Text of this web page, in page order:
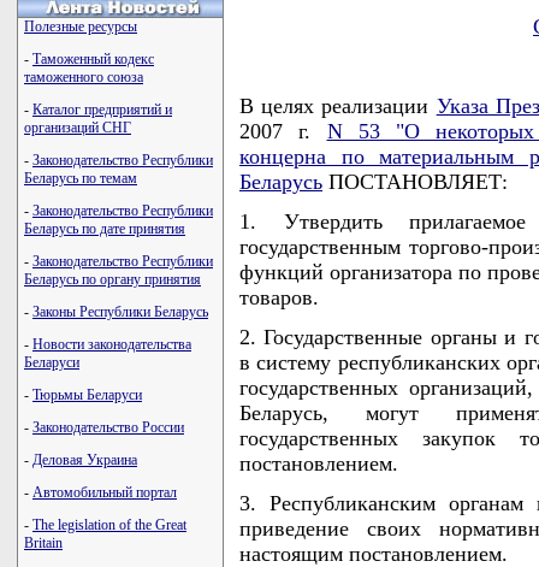
Полезные ресурсы
- Таможенный кодекс
таможенного союза
- Каталог предприятий и
организаций СНГ
- Законодательство Республики
Беларусь по темам
- Законодательство Республики
Беларусь по дате принятия
- Законодательство Республики
Беларусь по органу принятия
- Законы Республики Беларусь
- Новости законодательства
Беларуси
- Тюрьмы Беларуси
- Законодательство России
- Деловая Украина
- Автомобильный портал
- The legislation of the Great
Britain
В целях реализации Указа
2007 г. N 53 "О некоторых
концерна по материальным
Беларусь ПОСТАНОВЛЯЕТ:
1. Утвердить
государственным торгово-
функций организатора по
товаров.
2. Государственные органы и
в систему республиканских
государственных
Беларусь, могут
государственных закупок
постановлением.
3. Республиканским органам
приведение своих
настоящим постановлением.